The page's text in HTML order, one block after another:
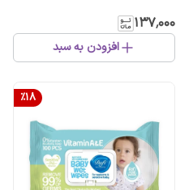
۱۳۷٬۰۰۰
افزودن به سبد
%18